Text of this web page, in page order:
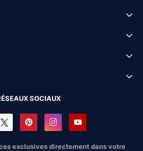
SOCIAUX
exclusives directement dans votre